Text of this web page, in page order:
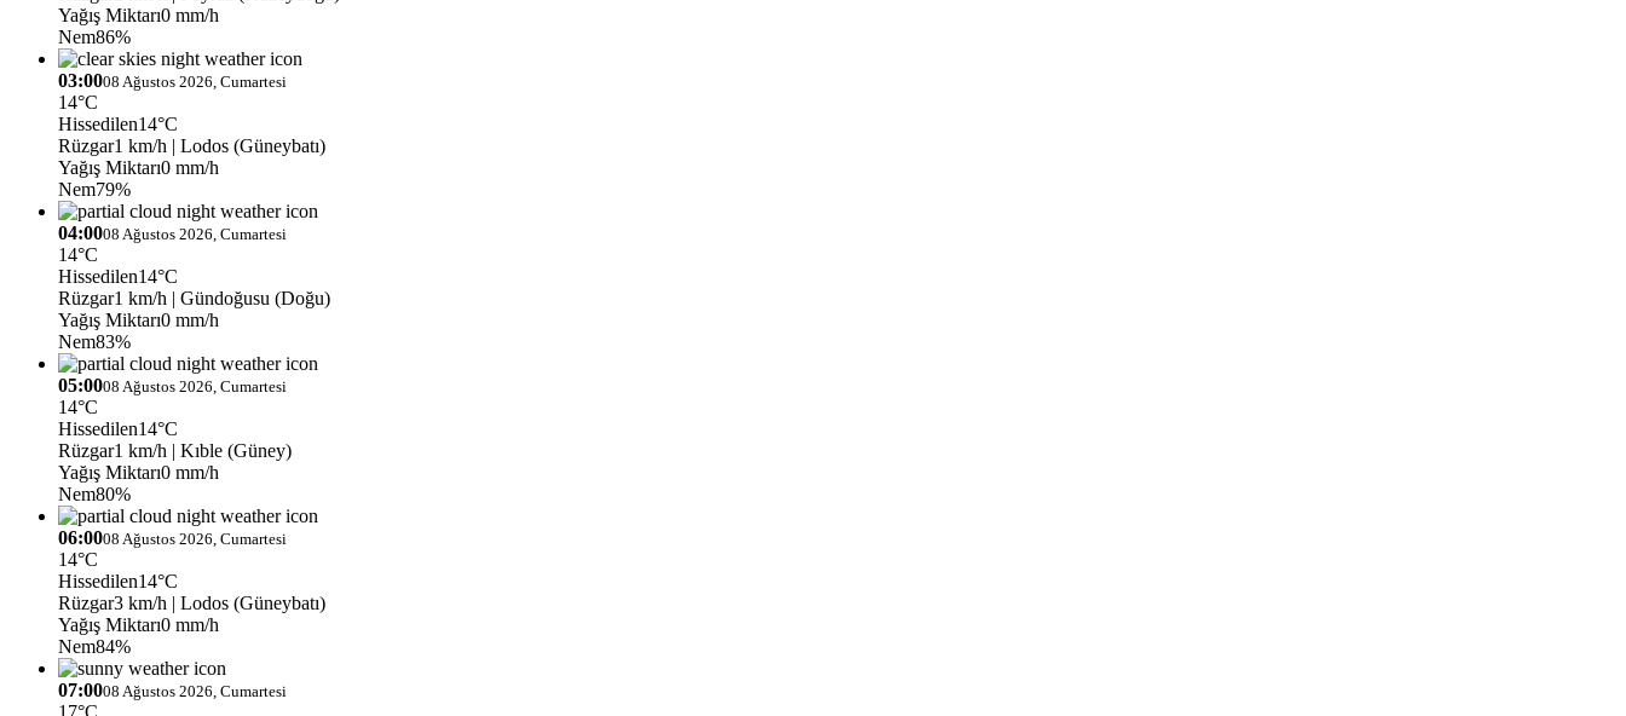
Yağış Miktarı0 mm/h
Nem86%
03:0008 Ağustos 2026, Cumartesi
14°C
Hissedilen14°C
Rüzgar1 km/h | Lodos (Güneybatı)
Yağış Miktarı0 mm/h
Nem79%
04:0008 Ağustos 2026, Cumartesi
14°C
Hissedilen14°C
Rüzgar1 km/h | Gündoğusu (Doğu)
Yağış Miktarı0 mm/h
Nem83%
05:0008 Ağustos 2026, Cumartesi
14°C
Hissedilen14°C
Rüzgar1 km/h | Kıble (Güney)
Yağış Miktarı0 mm/h
Nem80%
06:0008 Ağustos 2026, Cumartesi
14°C
Hissedilen14°C
Rüzgar3 km/h | Lodos (Güneybatı)
Yağış Miktarı0 mm/h
Nem84%
07:0008 Ağustos 2026, Cumartesi
17°C